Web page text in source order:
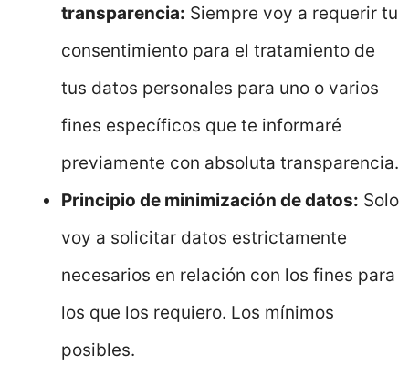
transparencia: Siempre voy a requerir tu
consentimiento para el tratamiento de
tus datos personales para uno o varios
fines específicos que te informaré
previamente con absoluta transparencia.
Principio de minimización de datos: Solo
voy a solicitar datos estrictamente
necesarios en relación con los fines para
los que los requiero. Los mínimos
posibles.